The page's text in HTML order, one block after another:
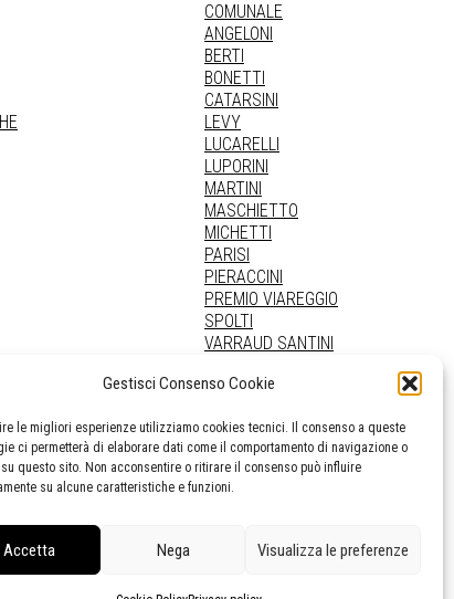
Gestisci Consenso Cookie
le migliori esperienze utilizziamo cookies tecnici. Il consenso a queste
ci permetterà di elaborare dati come il comportamento di navigazione o
su questo sito. Non acconsentire o ritirare il consenso può influire
su alcune caratteristiche e funzioni.
Accetta Nega Visualizza le preferenze
COMUNALE
ANGELONI
BERTI
BONETTI
CATARSINI
LEVY
LUCARELLI
LUPORINI
MARTINI
MASCHIETTO
MICHETTI
PARISI
PIERACCINI
PREMIO VIAREGGIO
SPOLTI
VARRAUD SANTINI